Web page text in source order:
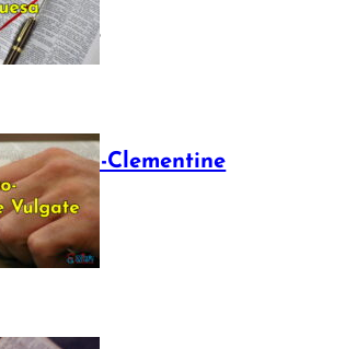
July 16, 2025
The Sixto-Clementine
Vulgate
July 12, 2025